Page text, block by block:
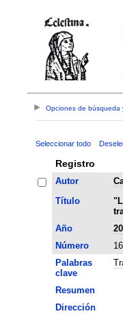
Opciones de búsqueda
Seleccionar todo
Registro
Autor
Título
Año
Número
16
Palabras
clave
Resumen
Dirección